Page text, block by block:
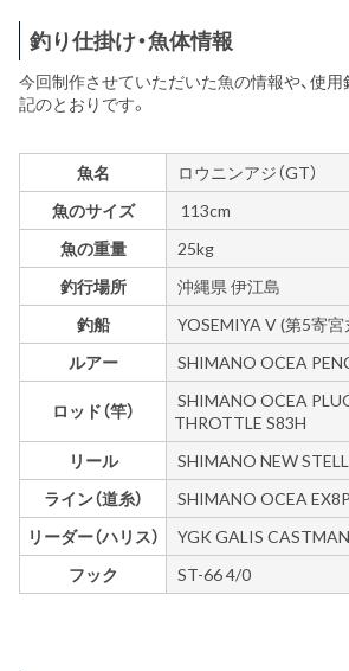
釣り仕掛け・魚体情報
今回制作させていただいた魚の情報や、使
記のとおりです。
魚名
ロウニンアジ（GT）
魚のサイズ
113cm
魚の重量
25kg
釣行場所
沖縄県 伊江島
釣船
YOSEMIYA V (第5寄宮
ルアー
SHIMANO OCEA
ロッド（竿）
SHIMANO OCEA
THROTTLE S83H
リール
SHIMANO NEW
ライン（道糸）
SHIMANO OCEA
リーダー（ハリス）
YGK GALIS
フック
ST-66 4/0